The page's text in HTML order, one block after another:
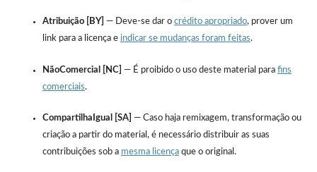
Atribuição [BY] — Deve-se dar o crédito apropriado, prover um
link para a licença e indicar se mudanças foram feitas.
NãoComercial [NC] — É proibido o uso deste material para fins
comerciais.
CompartilhaIgual [SA] — Caso haja remixagem, transformação ou
criação a partir do material, é necessário distribuir as suas
contribuições sob a mesma licençaque o original.